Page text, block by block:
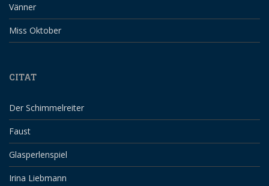
Vänner
Miss Oktober
CITAT
Der Schimmelreiter
Faust
Glasperlenspiel
Irina Liebmann